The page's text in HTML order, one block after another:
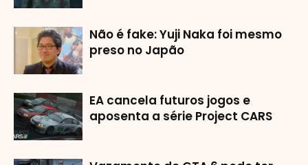
Não é fake: Yuji Naka foi mesmo
preso no Japão
EA cancela futuros jogos e
aposenta a série Project CARS